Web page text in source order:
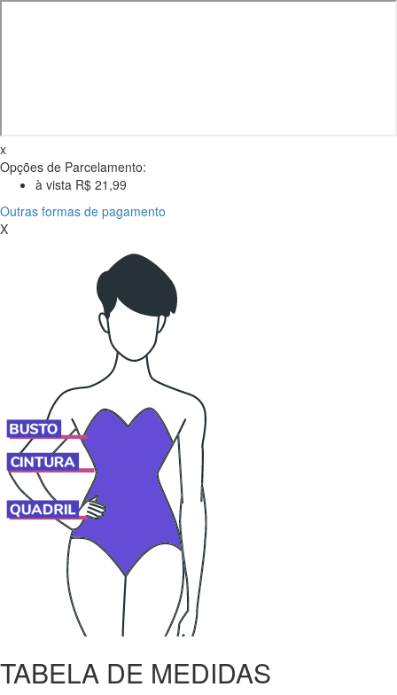
x
Opções de Parcelamento:
à vista R$ 21,99
Outras formas de pagamento
X
TABELA DE MEDIDAS